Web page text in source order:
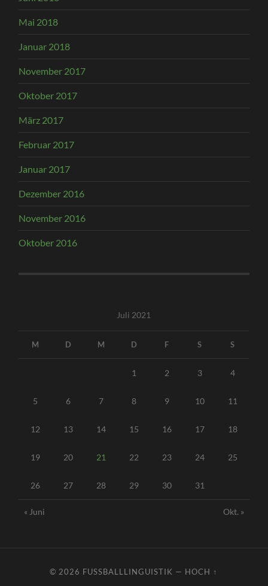
Mai 2018
Januar 2018
November 2017
Oktober 2017
März 2017
Februar 2017
Januar 2017
Dezember 2016
November 2016
Oktober 2016
Juli 2021
M D M D F S S
1 2 3 4
5 6 7 8 9 10 11
12 13 14 15 16 17 18
19 20 21 22 23 24 25
26 27 28 29 30 31
« Juni Okt. »
© 2026 FUSSBALLLINGUISTIK — HOCH ↑